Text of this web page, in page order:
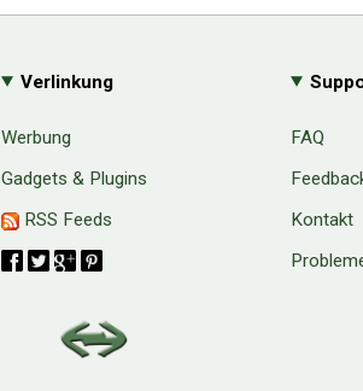
Verlinkung
Werbung
Gadgets & Plugins
RSS Feeds
FAQ
Kontakt